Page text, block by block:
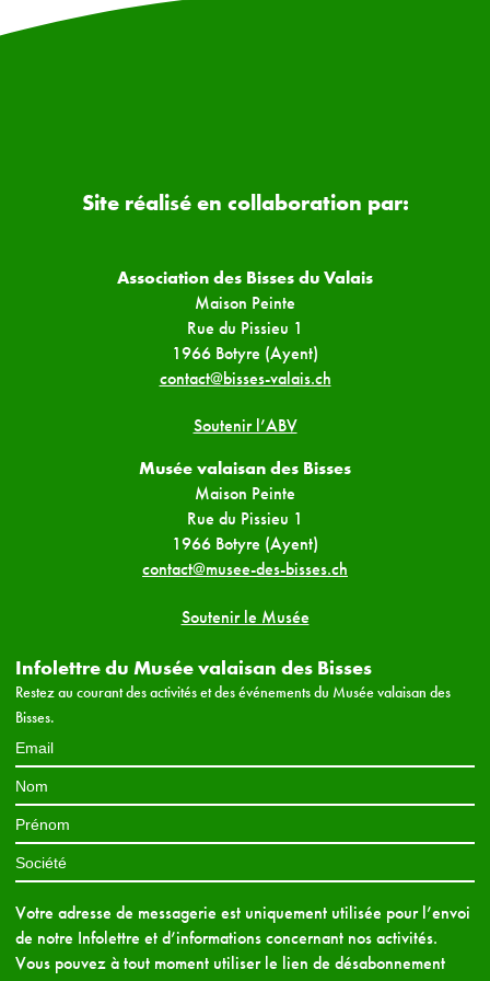
Site réalisé en collaboration par:
Association des Bisses du Valais
Maison Peinte
Rue du Pissieu 1
1966 Botyre (Ayent)
contact@bisses-valais.ch
Soutenir l’ABV
Musée valaisan des Bisses
Maison Peinte
Rue du Pissieu 1
1966 Botyre (Ayent)
contact@musee-des-bisses.ch
Soutenir le Musée
Infolettre du Musée valaisan des Bisses
Restez au courant des activités et des événements du Musée valaisan des
Bisses.
Votre adresse de messagerie est uniquement utilisée pour l’envoi
de notre Infolettre et d’informations concernant nos activités.
Vous pouvez à tout moment utiliser le lien de désabonnement